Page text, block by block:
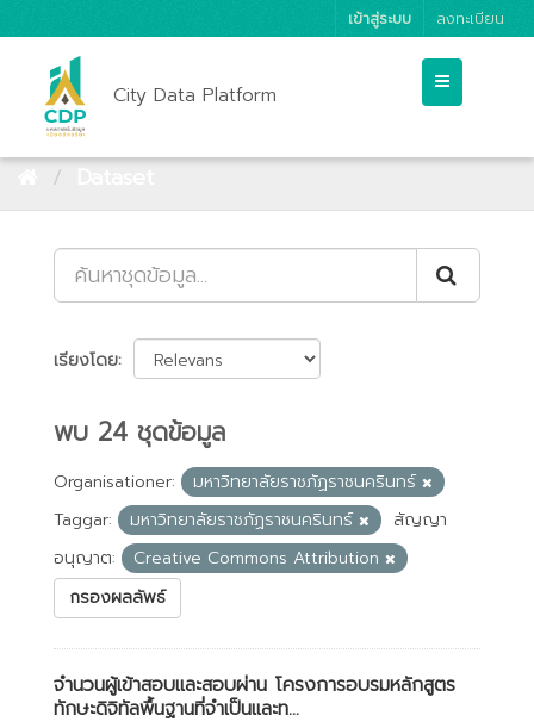
เข้าสู่ระบบ ลงทะเบียน
City Data Platform
เรียงโดย
พบ 24 ชุดข้อมูล
Organisationer:
มหาวิทยาลัยราชภัฏราชนครินทร์
Taggar:
มหาวิทยาลัยราชภัฏราชนครินทร์
สัญญา
อนุญาต:
Creative Commons Attribution
กรองผลลัพธ์
จำนวนผู้เข้าสอบและสอบผ่าน โครงการอบรมหลักสูตร
ทักษะดิจิทัลพื้นฐานที่จำเป็นและท...